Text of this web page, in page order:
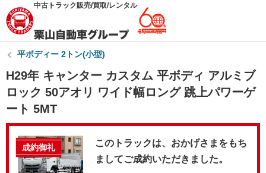
中古トラック販売/買取/レンタル
平ボディー 2トン(小型)
H29年 キャンター カスタム 平ボディ アルミブ
ロック 50アオリ ワイド幅ロング 跳上パワーゲ
ート 5MT
成約御礼
このトラックは、おかげさまをもち
ましてご成約いただきました。